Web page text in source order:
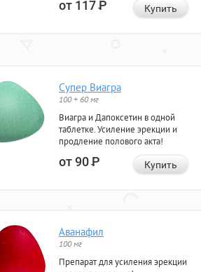
от 117Р Купить
Супер Виагра
100 + 60 мг
Виагра и Дапоксетин в одной
таблетке. Усиление эрекции и
продление полового акта!
от 90Р Купить
Аванафил
100 мг
Препарат для усиления эрекции